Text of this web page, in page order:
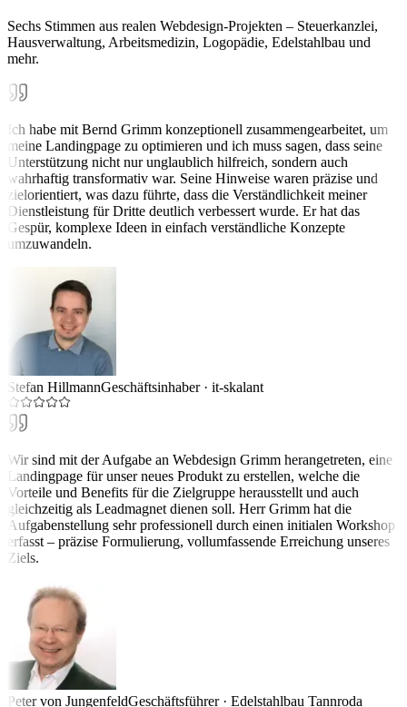
Sechs Stimmen aus realen Webdesign-Projekten – Steuerkanzlei,
Hausverwaltung, Arbeitsmedizin, Logopädie, Edelstahlbau und
mehr.
Ich habe mit Bernd Grimm konzeptionell zusammengearbeitet, um
meine Landingpage zu optimieren und ich muss sagen, dass seine
Unterstützung nicht nur unglaublich hilfreich, sondern auch
wahrhaftig transformativ war. Seine Hinweise waren präzise und
zielorientiert, was dazu führte, dass die Verständlichkeit meiner
Dienstleistung für Dritte deutlich verbessert wurde. Er hat das
Gespür, komplexe Ideen in einfach verständliche Konzepte
umzuwandeln.
Stefan HillmannGeschäftsinhaber· it-skalant
Wir sind mit der Aufgabe an Webdesign Grimm herangetreten, eine
Landingpage für unser neues Produkt zu erstellen, welche die
Vorteile und Benefits für die Zielgruppe herausstellt und auch
gleichzeitig als Leadmagnet dienen soll. Herr Grimm hat die
Aufgabenstellung sehr professionell durch einen initialen Workshop
erfasst – präzise Formulierung, vollumfassende Erreichung unseres
Ziels.
Peter von JungenfeldGeschäftsführer· Edelstahlbau Tannroda